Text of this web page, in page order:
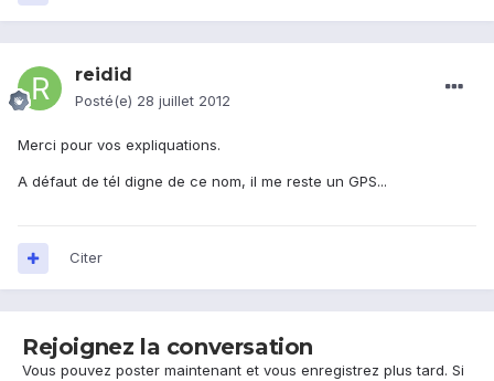
reidid
Posté(e) 28 juillet 2012
Merci pour vos expliquations.
A défaut de tél digne de ce nom, il me reste un GPS...
Citer
Rejoignez la conversation
Vous pouvez poster maintenant et vous enregistrez plus tard. Si